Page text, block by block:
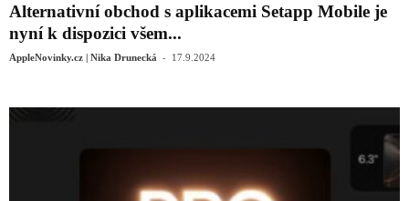
Alternativní obchod s aplikacemi Setapp Mobile je
nyní k dispozici všem...
AppleNovinky.cz | Nika Drunecká - 17.9.2024